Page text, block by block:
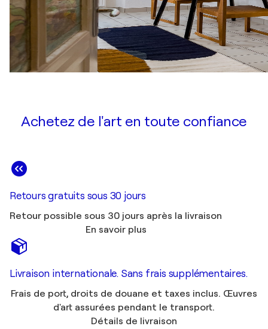
Achetez de l'art en toute confiance
Retours gratuits sous 30 jours
Retour possible sous 30 jours après la livraison
En savoir plus
Livraison internationale. Sans frais supplémentaires.
Frais de port, droits de douane et taxes inclus. Œuvres
d'art assurées pendant le transport.
Détails de livraison